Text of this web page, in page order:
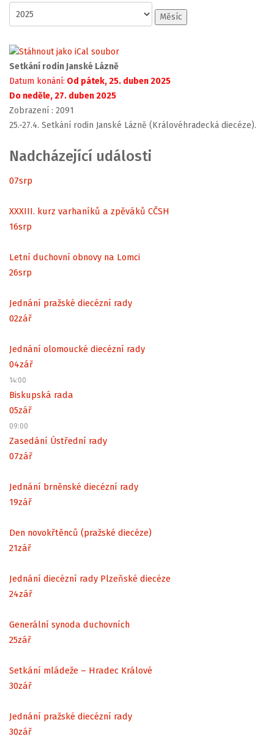
Měsíc
Setkání rodin Janské Lázně
Datum konání: Od pátek, 25. duben 2025
Do neděle, 27. duben 2025
Zobrazení : 2091
25.-27.4. Setkání rodin Janské Lázně (Královéhradecká diecéze).
Nadcházející události
07srp
XXXIII. kurz varhaníků a zpěváků CČSH
16srp
Letní duchovní obnovy na Lomci
26srp
Jednání pražské diecézní rady
02zář
Jednání olomoucké diecézní rady
04zář
14:00
Biskupská rada
05zář
09:00
Zasedání Ústřední rady
07zář
Jednání brněnské diecézní rady
19zář
Den novokřtěnců (pražské diecéze)
21zář
Jednání diecézní rady Plzeňské diecéze
24zář
Generální synoda duchovních
25zář
Setkání mládeže – Hradec Králové
30zář
Jednání pražské diecézní rady
30zář